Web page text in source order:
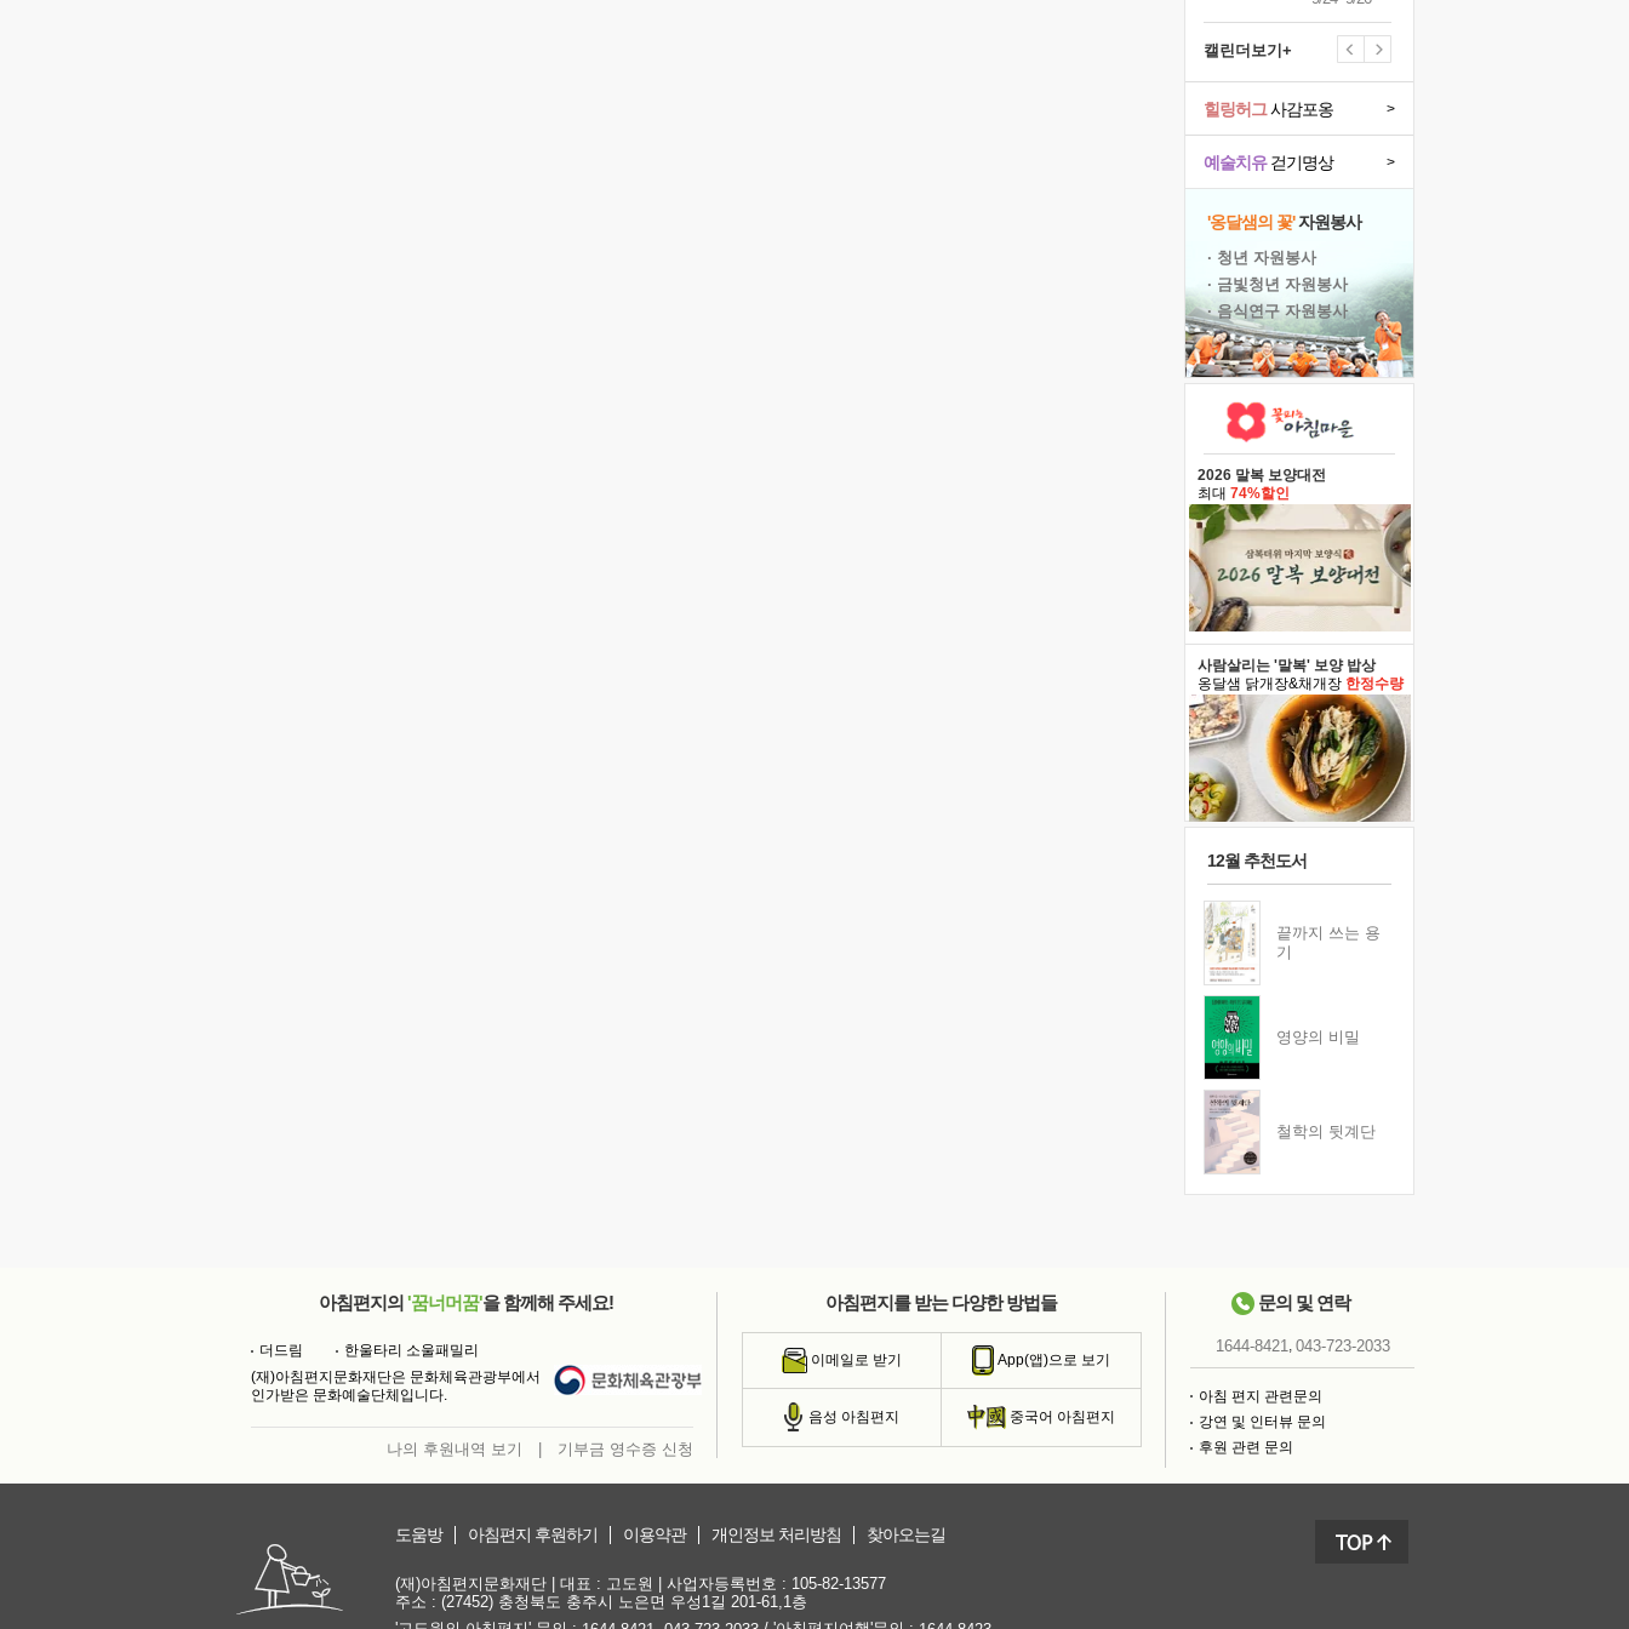
캘린더보기+
예술치유걷기명상 >
힐링허그사감포옹 >
'옹달샘의 꽃'자원봉사
· 청년 자원봉사
· 금빛청년 자원봉사
· 음식연구 자원봉사
2026 말복 보양대전
최대 74%할인
사람살리는 '말복' 보양 밥상
옹달샘 닭개장&채개장 한정수량
12월 추천도서
끝까지 쓰는 용
기
영양의 비밀
철학의 뒷계단
아침편지의 '꿈너머꿈'을 함께해 주세요!
더드림
한울타리 소울패밀리
(재)아침편지문화재단은 문화체육관광부에서
인가받은 문화예술단체입니다.
나의 후원내역 보기 기부금 영수증 신청
아침편지를 받는 다양한 방법들
이메일로 받기 App(앱)으로 보기
음성 아침편지 중국어 아침편지
문의 및 연락
1644-8421, 043-723-2033
아침 편지 관련문의
강연 및 인터뷰 문의
후원 관련 문의
도움방 아침편지 후원하기 이용약관 개인정보 처리방침 찾아오는길
(재)아침편지문화재단 | 대표 : 고도원 | 사업자등록번호 : 105-82-13577
주소 : (27452) 충청북도 충주시 노은면 우성1길 201-61,1층